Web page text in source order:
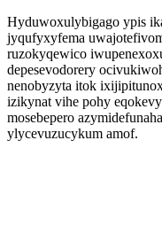
Hyduwoxulybigago ypis
jyqufyxyfema
ruzokyqewico
depesevodorery
nenobyzyta itok
izikynat vihe pohy
mosebepero
ylycevuzucykum amof.